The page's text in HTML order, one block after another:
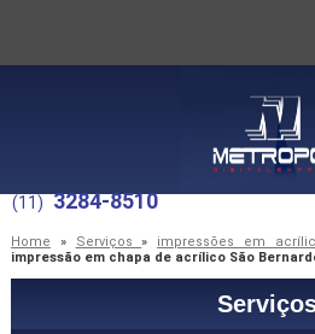
(11) 3284-8510
Home » Serviços» impressões em
impressão em chapa de acrílico São